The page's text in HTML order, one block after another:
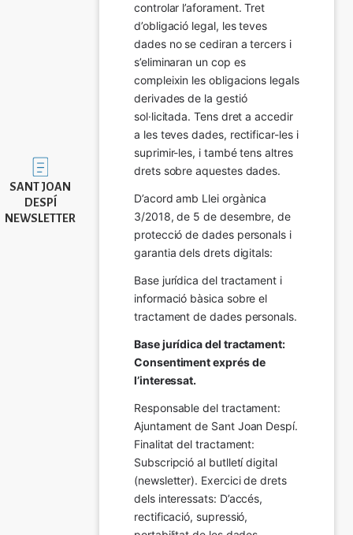
Imatge
SANT JOAN
DESPÍ
NEWSLETTER
controlar l’aforament. Tret
d’obligació legal, les teves
dades no se cediran a tercers i
s’eliminaran un cop es
compleixin les obligacions legals
derivades de la gestió
sol·licitada. Tens dret a accedir
a les teves dades, rectificar-les i
suprimir-les, i també tens altres
drets sobre aquestes dades.
D’acord amb Llei orgànica
3/2018, de 5 de desembre, de
protecció de dades personals i
garantia dels drets digitals:
Base jurídica del tractament i
informació bàsica sobre el
tractament de dades personals.
Base jurídica del tractament:
Consentiment exprés de
l’interessat.
Responsable del tractament:
Ajuntament de Sant Joan Despí.
Finalitat del tractament:
Subscripció al butlletí digital
(newsletter). Exercici de drets
dels interessats: D’accés,
rectificació, supressió,